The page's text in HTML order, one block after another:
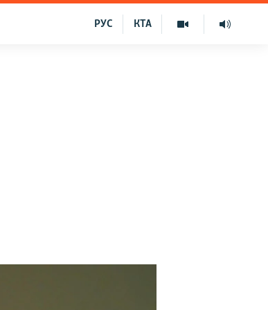
КТА
РУС